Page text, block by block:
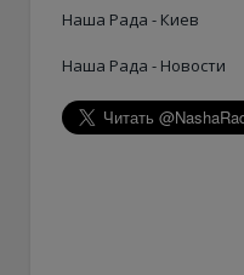
Наша Рада - Киев
Наша Рада - Новости